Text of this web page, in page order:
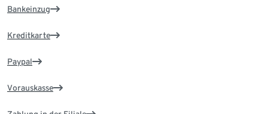
Bankeinzug
Kreditkarte
Paypal
Vorauskasse